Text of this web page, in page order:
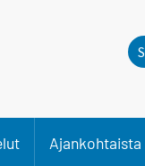
Ajankohtaista